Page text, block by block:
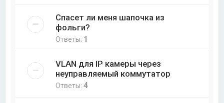
Спасет ли меня шапочка из
фольги?
Ответы: 1
VLAN для IP камеры через
неуправляемый коммутатор
Ответы:4